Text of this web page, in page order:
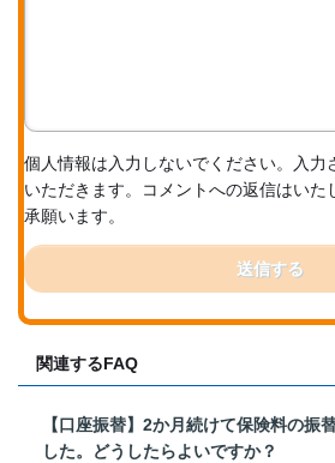
個人情報は入力しないでください。入力
いただきます。コメントへの返信はいた
承願います。
送信する
関連するFAQ
【口座振替】2か月続けて保険料の振
した。どうしたらよいですか？